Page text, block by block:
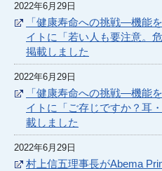
2022年6月29日
「健康寿命への挑戦―機能
イトに「若い人も要注意。
掲載しました
2022年6月29日
「健康寿命への挑戦―機能
イトに「ご存じですか？耳
載しました
2022年6月29日
村上信五理事長がAbema